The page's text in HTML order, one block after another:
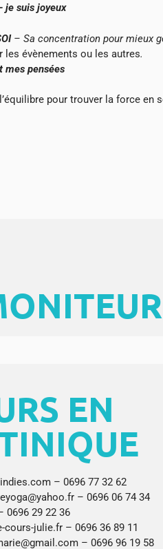
je suis joyeux
– Sa concentration pour mieux
les évènements ou les autres.
mes pensées
pour trouver la force en
EN
– 0696 77 32 62
– 0696 06 74 34
0696 29 22 36
cours-julie.fr – 0696 36 89 11
– 0696 96 19 58